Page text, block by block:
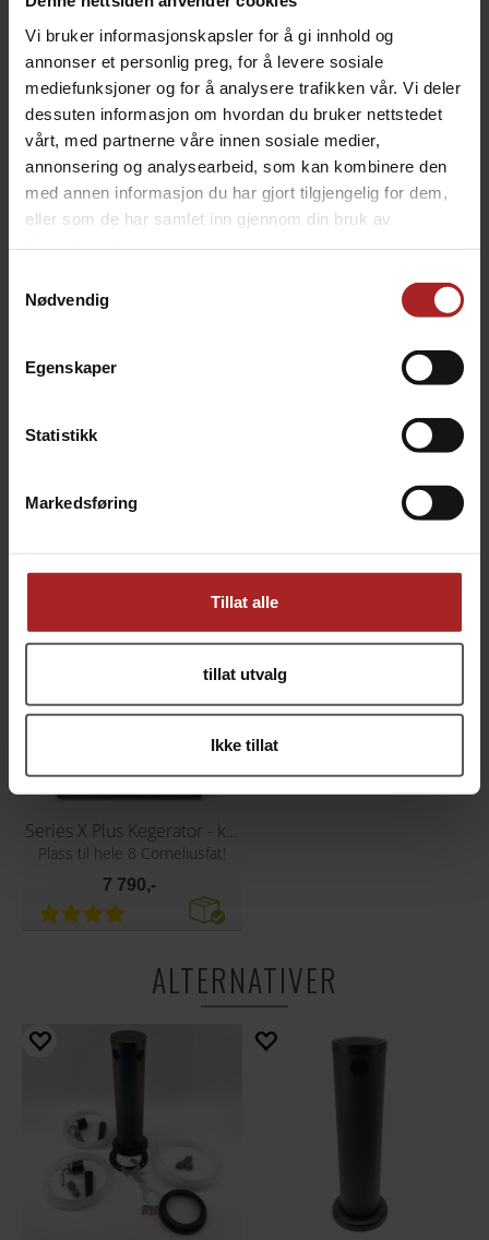
Vi bruker informasjonskapsler for å gi innhold og
annonser et personlig preg, for å levere sosiale
mediefunksjoner og for å analysere trafikken vår. Vi deler
dessuten informasjon om hvordan du bruker nettstedet
vårt, med partnerne våre innen sosiale medier,
annonsering og analysearbeid, som kan kombinere den
med annen informasjon du har gjort tilgjengelig for dem,
eller som de har samlet inn gjennom din bruk av
Nødvendig
Egenskaper
Statistikk
Markedsføring
Tillat alle
tillat utvalg
Ikke tillat
6,35mm til 8mm (1/4" til 5/16")
Duotight Hurtigkobling
59,-
for øl og CO2. 5/32" ID x 5/16" OD
39,-
Series X Kegerator - kun Kegerator
Plass til 4 Corneliusfat
Series X Plus Kegerator - kun kegerator
Plass til hele 8 Corneliusfat!
7 790,-
ALTERNATIVER